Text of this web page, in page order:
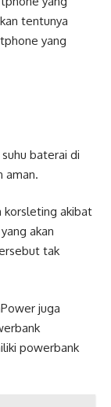
tentunya
yang
baterai di
aman.
korsleting akibat
akan
tak
juga
powerbank